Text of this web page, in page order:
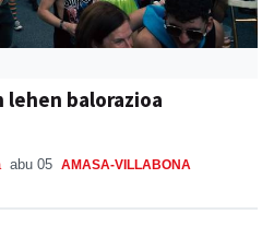
lehen balorazioa
abu 05 AMASA-VILLABONA